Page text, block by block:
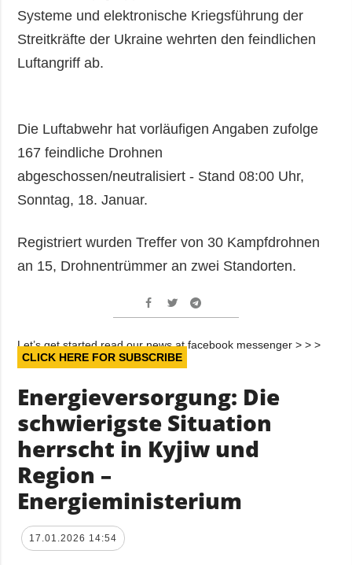
Systeme und elektronische Kriegsführung der
Streitkräfte der Ukraine wehrten den feindlichen
Luftangriff ab.
Die Luftabwehr hat vorläufigen Angaben zufolge
167 feindliche Drohnen
abgeschossen/neutralisiert - Stand 08:00 Uhr,
Sonntag, 18. Januar.
Registriert wurden Treffer von 30 Kampfdrohnen
an 15, Drohnentrümmer an zwei Standorten.
Let’s get started read our news at facebook messenger > > >
CLICK HERE FOR SUBSCRIBE
Energieversorgung: Die
schwierigste Situation
herrscht in Kyjiw und
Region –
Energieministerium
17.01.2026 14:54